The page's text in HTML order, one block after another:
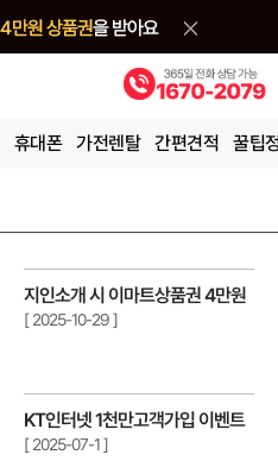
휴대폰 가전렌탈 간편견적 꿀팁
지인소개 시 이마트상품권 4만원
[ 2025-10-29 ]
KT인터넷 1천만고객가입 이벤트
[ 2025-07-1 ]